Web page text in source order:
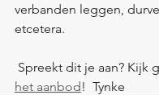
verbanden leggen,
etcetera.
Spreekt dit je aan? Kijk
het aanbod!  Tynke